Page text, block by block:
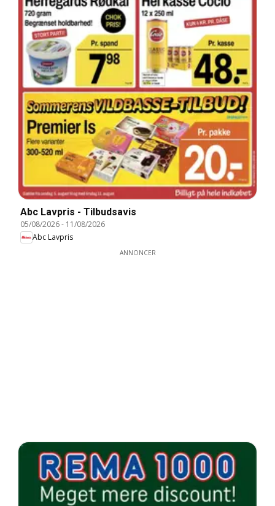
Abc Lavpris - Tilbudsavis
05/08/2026- 11/08/2026
Abc Lavpris
ANNONCER